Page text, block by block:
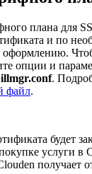
плана для
и по
оформлению.
опции и
.
файл.
будет
услуги в
получает